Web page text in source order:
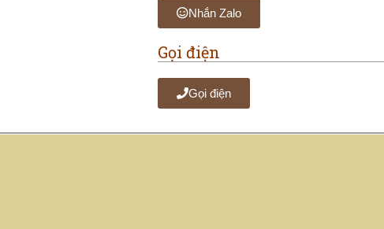
Nhắn Zalo
Gọi điện
Gọi điện